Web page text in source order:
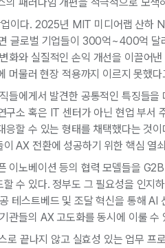
업이다. 2025년 MIT 미디어랩 산
글로벌 기업들이 300억~400억 달
화와 실질적인 손익 개선을 이끌어
머물러 현장 적용까지 이르지 못했다
들에게서 발견한 공통적인 특징들
구소 혹은 IT 센터가 아닌 현업 부서
할 수 있는 형태를 채택했다는 것
AX 전환에 성공하기 위한 핵심 열
이노베이션 등의 협력 모델들을
수 있다. 정부도 그 필요성을 인지
테스트베드 및 조달 혁신을 통해
관들의 AX 고도화를 동시에 이룰 수
로 끝나지 않고 실효성 있는 업무 프